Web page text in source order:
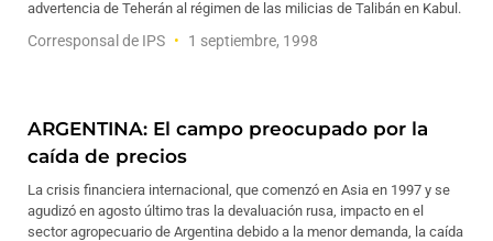
advertencia de Teherán al régimen de las milicias de Talibán en Kabul.
Corresponsal de IPS 1 septiembre, 1998
ARGENTINA: El campo preocupado por la
caída de precios
La crisis financiera internacional, que comenzó en Asia en 1997 y se
agudizó en agosto último tras la devaluación rusa, impacto en el
sector agropecuario de Argentina debido a la menor demanda, la caída